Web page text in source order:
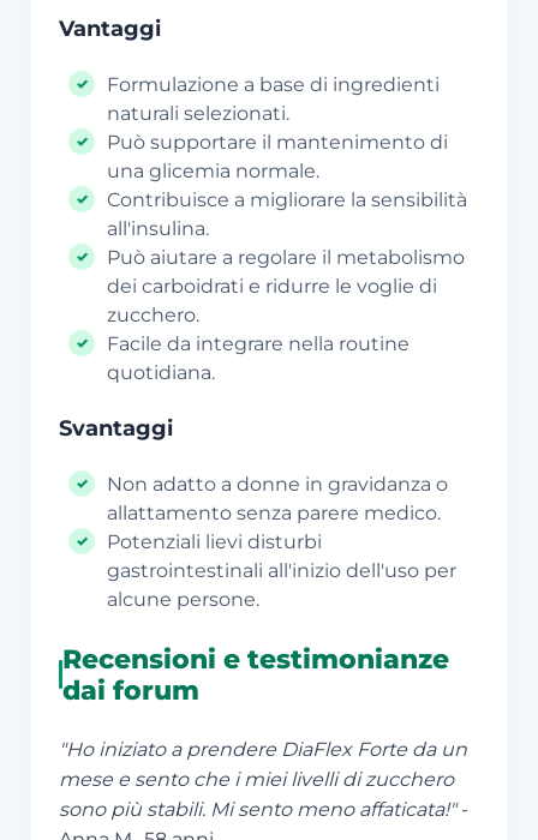
Vantaggi
Formulazione a base di ingredienti
naturali selezionati.
Può supportare il mantenimento di
una glicemia normale.
Contribuisce a migliorare la sensibilità
all'insulina.
Può aiutare a regolare il metabolismo
dei carboidrati e ridurre le voglie di
zucchero.
Facile da integrare nella routine
quotidiana.
Svantaggi
Non adatto a donne in gravidanza o
allattamento senza parere medico.
Potenziali lievi disturbi
gastrointestinali all'inizio dell'uso per
alcune persone.
Recensioni e testimonianze
dai forum
"Ho iniziato a prendere DiaFlex Forte da un
mese e sento che i miei livelli di zucchero
sono più stabili. Mi sento meno affaticata!"-